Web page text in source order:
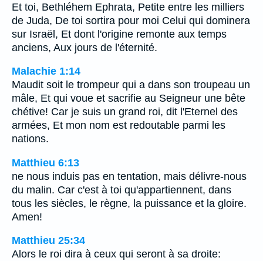
Et toi, Bethléhem Ephrata, Petite entre les milliers
de Juda, De toi sortira pour moi Celui qui dominera
sur Israël, Et dont l'origine remonte aux temps
anciens, Aux jours de l'éternité.
Malachie 1:14
Maudit soit le trompeur qui a dans son troupeau un
mâle, Et qui voue et sacrifie au Seigneur une bête
chétive! Car je suis un grand roi, dit l'Eternel des
armées, Et mon nom est redoutable parmi les
nations.
Matthieu 6:13
ne nous induis pas en tentation, mais délivre-nous
du malin. Car c'est à toi qu'appartiennent, dans
tous les siècles, le règne, la puissance et la gloire.
Amen!
Matthieu 25:34
Alors le roi dira à ceux qui seront à sa droite: